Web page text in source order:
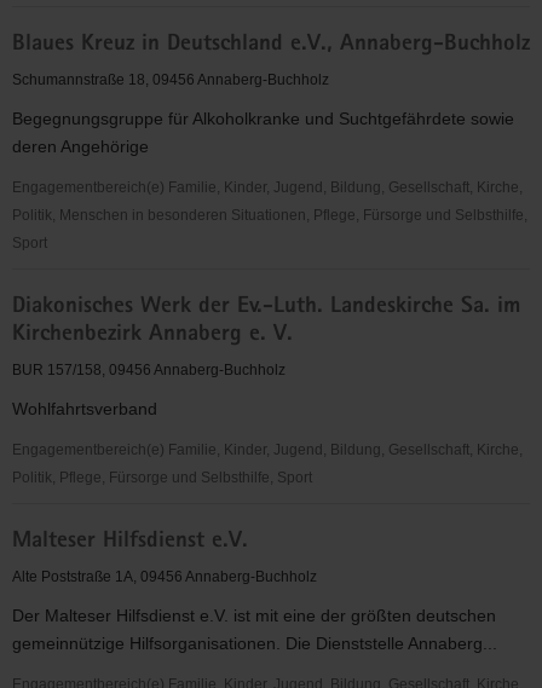
Brauerei
e.
Blaues Kreuz in Deutschland e.V., Annaberg-Buchholz
Schumannstraße 18, 09456 Annaberg-Buchholz
Begegnungsgruppe für Alkoholkranke und Suchtgefährdete sowie
deren Angehörige
Engagementbereich(e) Familie, Kinder, Jugend, Bildung, Gesellschaft, Kirche,
Politik, Menschen in besonderen Situationen, Pflege, Fürsorge und Selbsthilfe,
Sport
Kreuz
in
Deutschland
Annaberg-
Buchholz
Diakonisches Werk der Ev.-Luth. Landeskirche Sa. im
Kirchenbezirk Annaberg e. V.
BUR 157/158, 09456 Annaberg-Buchholz
Wohlfahrtsverband
Engagementbereich(e) Familie, Kinder, Jugend, Bildung, Gesellschaft, Kirche,
Politik, Pflege, Fürsorge und Selbsthilfe, Sport
Werk
der
Luth.
Landeskirche
Sa.
Malteser Hilfsdienst e.V.
Alte Poststraße 1A, 09456 Annaberg-Buchholz
Der Malteser Hilfsdienst e.V. ist mit eine der größten deutschen
gemeinnützige Hilfsorganisationen. Die Dienststelle Annaberg...
Engagementbereich(e) Familie, Kinder, Jugend, Bildung, Gesellschaft, Kirche,